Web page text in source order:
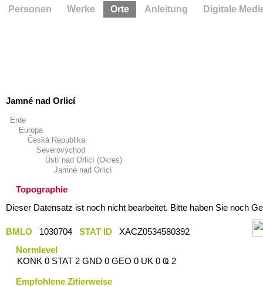
Jamné nad Orlicí
Erde
Europa
Česká Republika
Severovýchod
Ústí nad Orlicí (Okres)
Jamné nad Orlicí
Topographie
Dieser Datensatz ist noch nicht bearbeitet. Bitte haben Sie noch
BMLO 1030704 STAT ID
XACZ0534580392
Normlevel
KONK 0 STAT 2 GND 0 GEO 0 UK 0 Ҩ 2
Empfohlene Zitierweise
Personen Werke Orte Anleitung Digitale